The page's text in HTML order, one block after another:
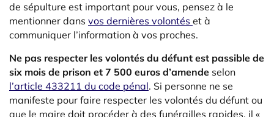
de sépulture est important pour vous, pensez à le
mentionner dans vos dernières volontés et à
communiquer l’information à vos proches.
Ne pas respecter les volontés du défunt est passible de
six mois de prison et 7 500 euros d’amende selon
l’article 433211 du code pénal. Si personne ne se
manifeste pour faire respecter les volontés du défunt ou
que le maire doit procéder à des funérailles rapides, il «